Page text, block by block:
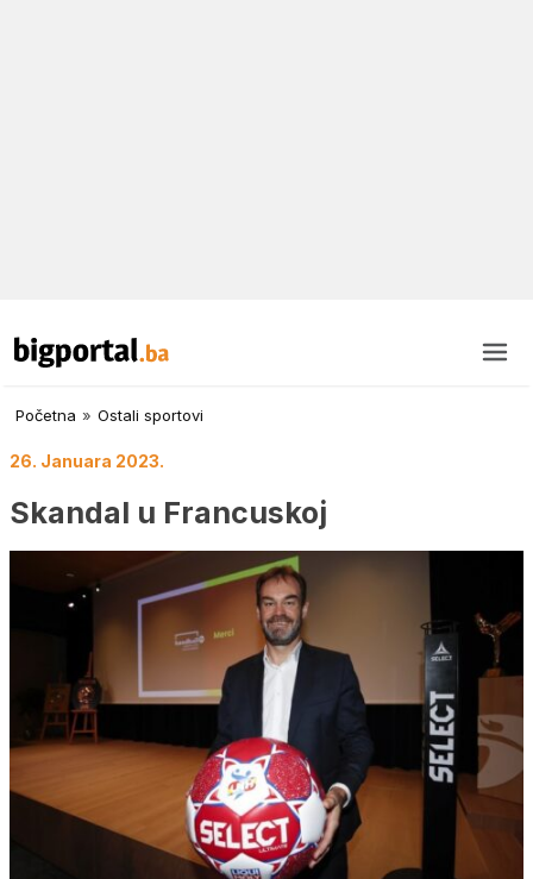
Početna » Ostali sportovi
26. Januara 2023.
Skandal u Francuskoj